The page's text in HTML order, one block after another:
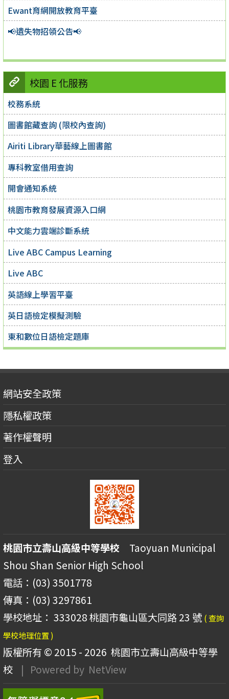
Ewant育網開放教育平臺
📢遺失物招領公告📢
校園 E 化服務
校務系統
圖書館藏查詢 (限校內查詢)
Airiti Library華藝線上圖書館
專科教室借用查詢
開會通知系統
桃園市教育發展資源入口網
中文能力雲端診斷系統
Live ABC Campus Learning
Live ABC
英語線上學習平臺
英日語檢定模擬測驗
東和數位日語檢定題庫
網站安全政策
隱私權政策
著作權聲明
登入
桃園市立壽山高級中等學校 Taoyuan Municipal
Shou Shan Senior High School
電話：(03) 3501778
傳真：(03) 3297861
學校地址： 333028 桃園市龜山區大同路 23 號 ( 查詢
學校地理位置 )
版權所有 © 2015 - 2026 桃園市立壽山高級中等學
校
| Powered by NetView